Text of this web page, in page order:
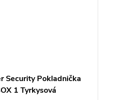
Security Pokladnička
1 Tyrkysová